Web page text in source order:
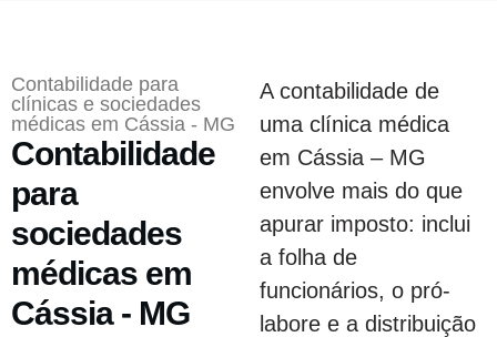
Contabilidade para
clínicas e sociedades
médicas em Cássia - MG
Contabilidade
para
sociedades
médicas em
Cássia - MG
A contabilidade de
uma clínica médica
em Cássia – MG
envolve mais do que
apurar imposto: inclui
a folha de
funcionários, o pró-
labore e a distribuição